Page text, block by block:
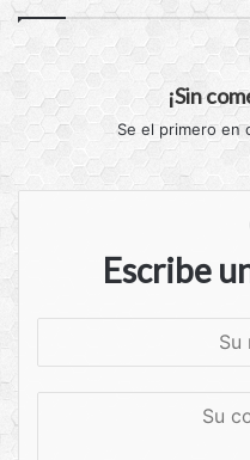
¡Sin
Se el primero en
Escribe